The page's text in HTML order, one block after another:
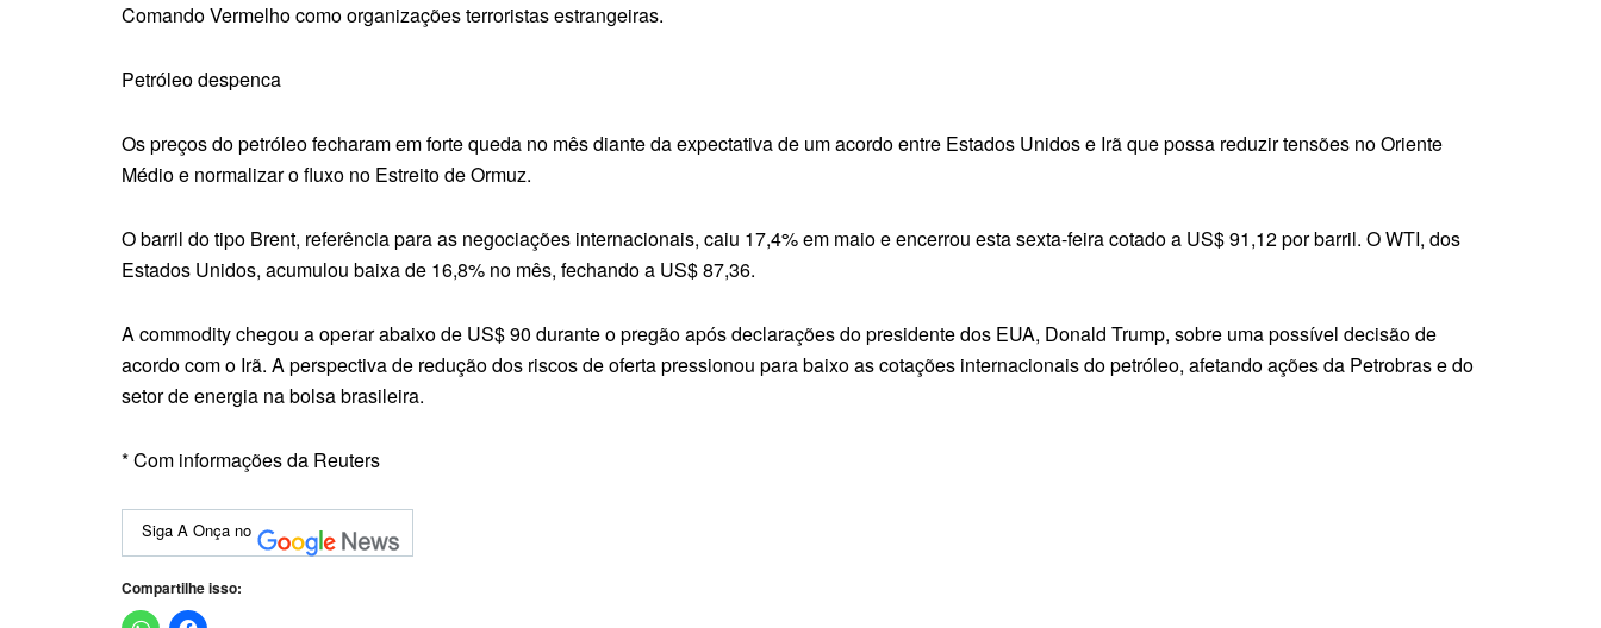
Comando Vermelho como organizações terroristas estrangeiras.
Petróleo despenca
Os preços do petróleo fecharam em forte queda no mês diante da expectativa de um acordo entre Estados Unidos e Irã que possa reduzir tensões no Oriente
Médio e normalizar o fluxo no Estreito de Ormuz.
O barril do tipo Brent, referência para as negociações internacionais, caiu 17,4% em maio e encerrou esta sexta-feira cotado a US$ 91,12 por barril. O WTI, dos
Estados Unidos, acumulou baixa de 16,8% no mês, fechando a US$ 87,36.
A commodity chegou a operar abaixo de US$ 90 durante o pregão após declarações do presidente dos EUA, Donald Trump, sobre uma possível decisão de
acordo com o Irã. A perspectiva de redução dos riscos de oferta pressionou para baixo as cotações internacionais do petróleo, afetando ações da Petrobras e do
setor de energia na bolsa brasileira.
* Com informações da Reuters
Siga A Onça no
Compartilhe isso: